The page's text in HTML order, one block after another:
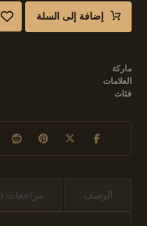
إضافة إلى السلة
ماركة
العلامات
فئات
الوصف مراجعات (0)